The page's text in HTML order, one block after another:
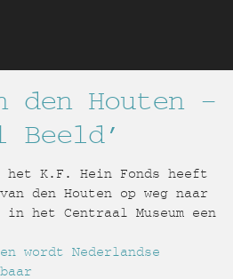
den Houten –
Beeld’
het K.F. Hein Fonds heeft
den Houten op weg naar
het Centraal Museum een
wordt Nederlandse